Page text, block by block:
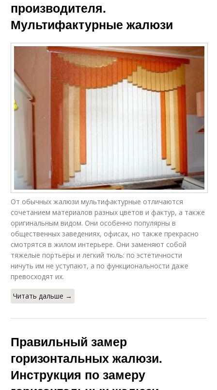
производителя.
Мультифактурные жалюзи
От обычных жалюзи мультифактурные отличаются
сочетанием материалов разных цветов и фактур, а также
оригинальным видом. Они особенно популярны в
общественных заведениях, офисах, но также прекрасно
смотрятся в жилом интерьере. Они заменяют собой
тяжелые портьеры и легкий тюль: по эстетичности
ничуть им не уступают, а по функциональности даже
превосходят их.
Читать дальше →
Правильный замер
горизонтальных жалюзи.
Инструкция по замеру